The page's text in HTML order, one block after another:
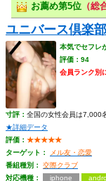
お薦め第5位 （総
ユニバース倶楽部
本気でセフレ
評価：94
会員ランク別
寸評： 全国の女性会員は7,000
★詳細データ
評価： ★★★★★
ターゲット：
メル友・恋愛
番組種別：
交際クラブ
対応機種：
iphone